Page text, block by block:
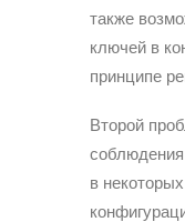
также
ключей в
принципе
Второй
в